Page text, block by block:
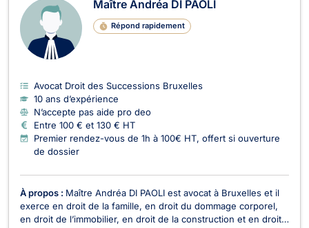
Maître Andréa DI PAOLI
Répond rapidement
Avocat Droit des Successions Bruxelles
10 ans d’expérience
N’accepte pas aide pro deo
Entre 100 € et 130 € HT
Premier rendez-vous de 1h à 100€ HT, offert si ouverture
de dossier
À propos : Maître Andréa DI PAOLI est avocat à Bruxelles et il
exerce en droit de la famille, en droit du dommage corporel,
en droit de l’immobilier, en droit de la construction et en droit